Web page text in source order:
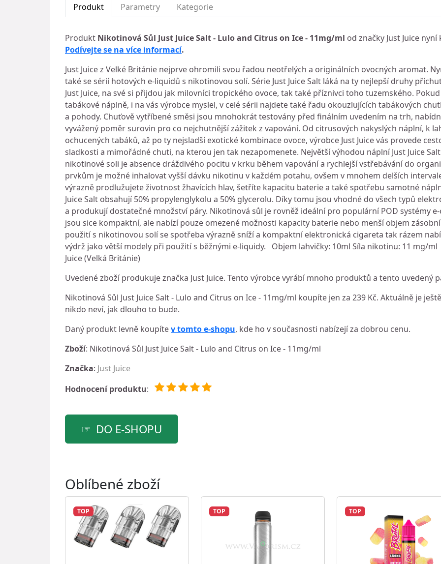
Produkt Parametry Kategorie
Produkt Nikotinová Sůl Just Juice Salt - Lulo and Citrus on Ice - 11mg/ml od značky Just Juice
Podívejte se na více informací.
Just Juice z Velké Británie nejprve ohromili svou řadou neotřelých a originálních ovocných aromat.
také se sérií hotových e-liquidů s nikotinovou solí. Série Just Juice Salt láká na ty nejlepší druhy
Just Juice, na své si přijdou jak milovníci tropického ovoce, tak také příznivci toho tuzemského.
tabákové náplně, i na vás výrobce myslel, v celé sérii najdete také řadu okouzlujících tabákových
a pohody. Chuťově vytříbené směsi jsou mnohokrát testovány před finálním uvedením na trh,
vyvážený poměr surovin pro co nejchutnější zážitek z vapování. Od citrusových nakyslých náplní, k
ochucených tabáků, až po ty nejsladší exotické kombinace ovoce, výrobce Just Juice vás provede
sladkosti a mimořádné chuti, na kterou jen tak nezapomenete. Největší výhodou náplní Just Juice
nikotinové soli je absence dráždivého pocitu v krku během vapování a rychlejší vstřebávání do
prvkům je možné inhalovat vyšší dávku nikotinu v každém potahu, ovšem v mnohem delších
výrazně prodlužujete životnost žhavících hlav, šetříte kapacitu baterie a také spotřebu samotné
Juice Salt obsahují 50% propylenglykolu a 50% glycerolu. Díky tomu jsou vhodné do všech typů
a produkují dostatečné množství páry. Nikotinová sůl je rovněž ideální pro populární POD systémy
jsou sice kompaktní, ale nabízí pouze omezené možnosti kapacity baterie nebo menší objem
použití s nikotinovou solí se spotřeba výrazně sníží a kompaktní elektronická cigareta tak rázem
výdrž jako větší modely při použití s běžnými e-liquidy. Objem lahvičky: 10ml Síla nikotinu: 11 mg/
Juice (Velká Británie)
Uvedené zboží produkuje značka Just Juice. Tento výrobce vyrábí mnoho produktů a tento uvedený
Nikotinová Sůl Just Juice Salt - Lulo and Citrus on Ice - 11mg/ml koupíte jen za 239 Kč. Aktuálně je
nikdo neví, jak dlouho to bude.
Daný produkt levně koupítev tomto e-shopu, kde ho v současnosti nabízejí za dobrou cenu.
Zboží: Nikotinová Sůl Just Juice Salt - Lulo and Citrus on Ice - 11mg/ml
Značka: Just Juice
Hodnocení produktu:
DO E-SHOPU
Oblíbené zboží
TOP TOP TOP